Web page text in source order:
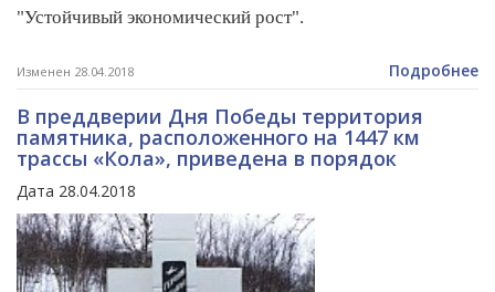
"Устойчивый экономический рост".
Изменен 28.04.2018 Подробнее
В преддверии Дня Победы территория
памятника, расположенного на 1447 км
трассы «Кола», приведена в порядок
Дата 28.04.2018